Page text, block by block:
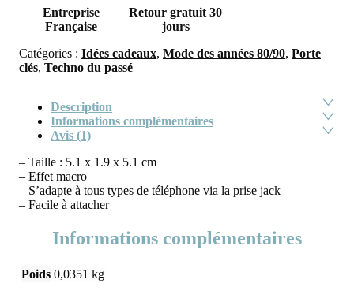
Entreprise
Française
Retour gratuit 30
jours
Catégories : Idées cadeaux, Mode des années 80/90, Porte
clés, Techno du passé
Description
Informations complémentaires
Avis (1)
– Taille : 5.1 x 1.9 x 5.1 cm
– Effet macro
– S’adapte à tous types de téléphone via la prise jack
– Facile à attacher
Informations complémentaires
Poids 0,0351 kg